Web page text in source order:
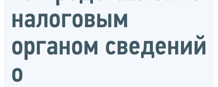
налоговым
органом сведений
о